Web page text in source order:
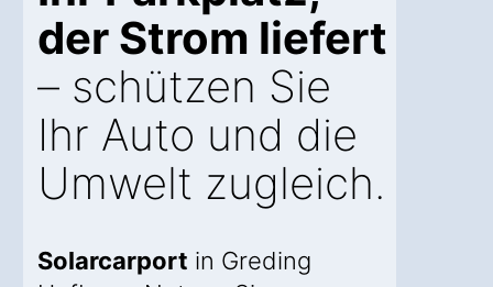
der Strom liefert
– schützen Sie
Ihr Auto und die
Umwelt zugleich.
Solarcarport in Greding